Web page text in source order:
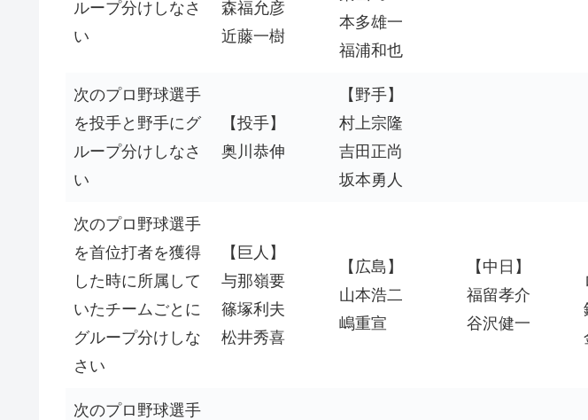
ループ分けしなさ
い
森福允彦
近藤一樹
本多雄一
福浦和也
次のプロ野球選手
を投手と野手にグ
ループ分けしなさ
い
【投手】
奥川恭伸
【野手】
村上宗隆
吉田正尚
坂本勇人
次のプロ野球選手
を首位打者を獲得
した時に所属して
いたチームごとに
グループ分けしな
さい
【巨人】
与那嶺要
篠塚利夫
松井秀喜
【広島】
山本浩二
嶋重宣
【中日】
福留孝介
谷沢健一
次のプロ野球選手